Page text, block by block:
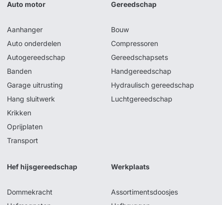
Auto motor
Aanhanger
Auto onderdelen
Autogereedschap
Banden
Garage uitrusting
Hang sluitwerk
Krikken
Oprijplaten
Transport
Gereedschap
Bouw
Compressoren
Gereedschapsets
Handgereedschap
Hydraulisch gereedschap
Luchtgereedschap
Hef hijsgereedschap
Dommekracht
Werkplaats
Assortimentsdoosjes